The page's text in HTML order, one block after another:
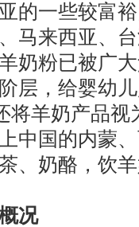
一些较富裕
马来西亚、
奶粉已被广
层，给婴幼
将羊奶产品
中国的内蒙
、奶酪，饮
况